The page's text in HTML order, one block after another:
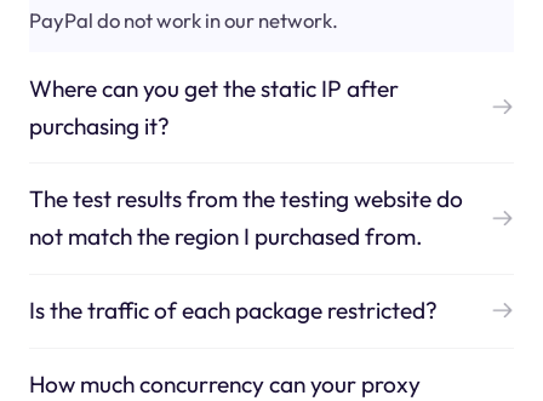
PayPal do not work in our network.
Where can you get the static IP after
purchasing it?
The test results from the testing website do
not match the region I purchased from.
Is the traffic of each package restricted?
How much concurrency can your proxy